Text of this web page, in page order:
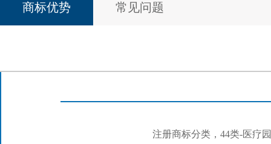
商标优势 常见问题
注册商标分类，44类-医疗